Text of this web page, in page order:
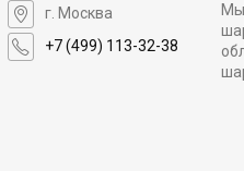
г. Москва
+7 (499) 113-32-38